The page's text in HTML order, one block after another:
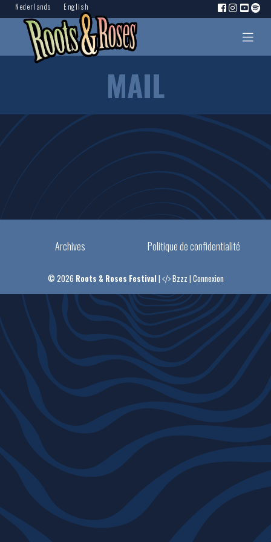
Nederlands English
MAIL
Archives Politique de confidentialité
© 2026 Roots & Roses Festival | Bzzz | Connexion